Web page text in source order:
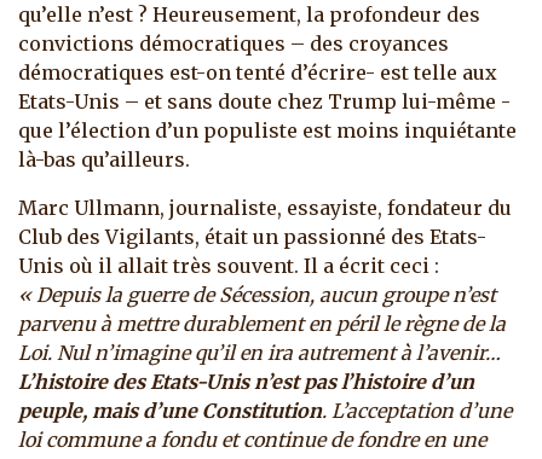
qu’elle n’est ? Heureusement, la profondeur des
convictions démocratiques – des croyances
démocratiques est-on tenté d’écrire- est telle aux
Etats-Unis – et sans doute chez Trump lui-même -
que l’élection d’un populiste est moins inquiétante
là-bas qu’ailleurs.
Marc Ullmann, journaliste, essayiste, fondateur du
Club des Vigilants, était un passionné des Etats-
Unis où il allait très souvent. Il a écrit ceci :
« Depuis la guerre de Sécession, aucun groupe n’est
parvenu à mettre durablement en péril le règne de la
Loi. Nul n’imagine qu’il en ira autrement à l’avenir…
L’histoire des Etats-Unis n’est pas l’histoire d’un
peuple, mais d’une Constitution. L’acceptation d’une
loi commune a fondu et continue de fondre en une